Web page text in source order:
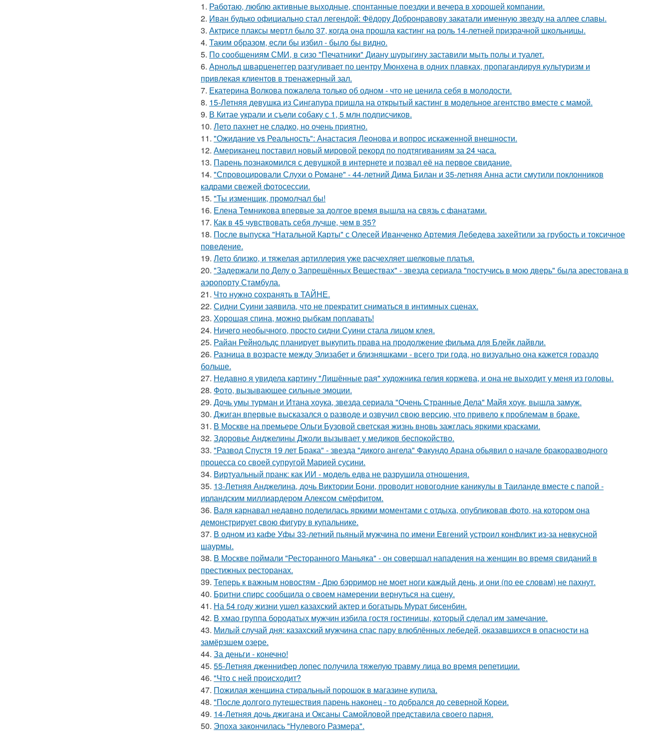
1. Работаю, люблю активные выходные, спонтанные поездки и вечера в хорошей компании.
2. Иван будько официально стал легендой: Фёдору Добронравову закатали именную звезду на аллее славы.
3. Актрисе плаксы мертл было 37, когда она прошла кастинг на роль 14-летней призрачной школьницы.
4. Таким образом, если бы избил - было бы видно.
5. По сообщениям СМИ, в сизо "Печатники" Диану шурыгину заставили мыть полы и туалет.
6. Арнольд шварценеггер разгуливает по центру Мюнхена в одних плавках, пропагандируя культуризм и
привлекая клиентов в тренажерный зал.
7. Екатерина Волкова пожалела только об одном - что не ценила себя в молодости.
8. 15-Летняя девушка из Сингапура пришла на открытый кастинг в модельное агентство вместе с мамой.
9. В Китае украли и съели собаку с 1, 5 млн подписчиков.
10. Лето пахнет не сладко, но очень приятно.
11. "Ожидание vs Реальность": Анастасия Леонова и вопрос искаженной внешности.
12. Американец поставил новый мировой рекорд по подтягиваниям за 24 часа.
13. Парень познакомился с девушкой в интернете и позвал её на первое свидание.
14. "Спровоцировали Слухи о Романе" - 44-летний Дима Билан и 35-летняя Анна асти смутили поклонников
кадрами свежей фотосессии.
15. "Ты изменщик, промолчал бы!
16. Елена Темникова впервые за долгое время вышла на связь с фанатами.
17. Как в 45 чувствовать себя лучше, чем в 35?
18. После выпуска "Натальной Карты" с Олесей Иванченко Артемия Лебедева захейтили за грубость и токсичное
поведение.
19. Лето близко, и тяжелая артиллерия уже расчехляет шелковые платья.
20. "Задержали по Делу о Запрещённых Веществах" - звезда сериала "постучись в мою дверь" была арестована в
аэропорту Стамбула.
21. Что нужно сохранять в ТАЙНЕ.
22. Сидни Суини заявила, что не прекратит сниматься в интимных сценах.
23. Хорошая спина, можно рыбкам поплавать!
24. Ничего необычного, просто сидни Суини стала лицом клея.
25. Райан Рейнольдс планирует выкупить права на продолжение фильма для Блейк лайвли.
26. Разница в возрасте между Элизабет и близняшками - всего три года, но визуально она кажется гораздо
больше.
27. Недавно я увидела картину "Лишённые рая" художника гелия коржева, и она не выходит у меня из головы.
28. Фото, вызывающее сильные эмоции.
29. Дочь умы турман и Итана хоука, звезда сериала "Очень Странные Дела" Майя хоук, вышла замуж.
30. Джиган впервые высказался о разводе и озвучил свою версию, что привело к проблемам в браке.
31. В Москве на премьере Ольги Бузовой светская жизнь вновь зажглась яркими красками.
32. Здоровье Анджелины Джоли вызывает у медиков беспокойство.
33. "Развод Спустя 19 лет Брака" - звезда "дикого ангела" Факундо Арана обьявил о начале бракоразводного
процесса со своей супругой Марией сусини.
34. Виртуальный пранк: как ИИ - модель едва не разрушила отношения.
35. 13-Летняя Анджелина, дочь Виктории Бони, проводит новогодние каникулы в Таиланде вместе с папой -
ирландским миллиардером Алексом смёрфитом.
36. Валя карнавал недавно поделилась яркими моментами с отдыха, опубликовав фото, на котором она
демонстрирует свою фигуру в купальнике.
37. В одном из кафе Уфы 33-летний пьяный мужчина по имени Евгений устроил конфликт из-за невкусной
шаурмы.
38. В Москве поймали "Ресторанного Маньяка" - он совершал нападения на женщин во время свиданий в
престижных ресторанах.
39. Теперь к важным новостям - Дрю бэрримор не моет ноги каждый день, и они (по ее словам) не пахнут.
40. Бритни спирс сообщила о своем намерении вернуться на сцену.
41. На 54 году жизни ушел казахский актер и богатырь Мурат бисенбин.
42. В хмао группа бородатых мужчин избила гостя гостиницы, который сделал им замечание.
43. Милый случай дня: казахский мужчина спас пару влюблённых лебедей, оказавшихся в опасности на
замёрзшем озере.
44. За деньги - конечно!
45. 55-Летняя дженнифер лопес получила тяжелую травму лица во время репетиции.
46. "Что с ней происходит?
47. Пожилая женщина стиральный порошок в магазине купила.
48. "После долгого путешествия парень наконец - то добрался до северной Кореи.
49. 14-Летняя дочь джигана и Оксаны Самойловой представила своего парня.
50. Эпоха закончилась "Нулевого Размера".